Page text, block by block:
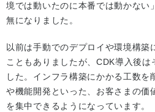
境では動いたのに本番では動かない
無になりました。
以前は手動でのデプロイや環境構築
こともありましたが、CDK導入後は
した。インフラ構築にかかる工数
や機能開発といった、お客さまの価
を集中できるようになっています。